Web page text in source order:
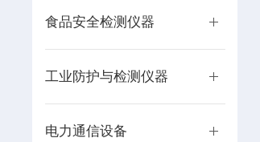
食品安全检测仪器
工业防护与检测仪器
电力通信设备